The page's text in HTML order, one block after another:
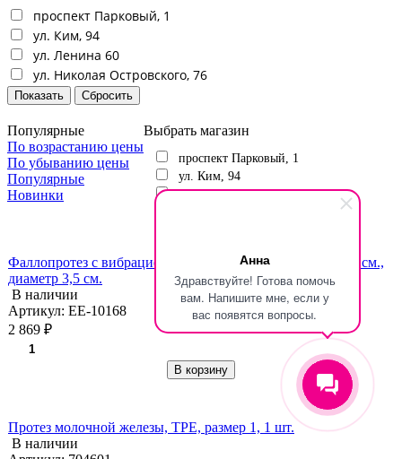
Анна
Здравствуйте! Готова помочь
вам. Напишите мне, если у
вас появятся вопросы.
проспект Парковый, 1
ул. Ким, 94
ул. Ленина 60
ул. Николая Островского, 76
Популярные
По возрастанию цены
По убыванию цены
Популярные
Новинки
Выбрать магазин
проспект Парковый, 1
ул. Ким, 94
ул. Ленина 60
Фаллопротез с вибрацией на трусиках, рабочая длина 17 см.,
диаметр 3,5 см.
В наличии
Артикул: EE-10168
2 869 ₽
В корзину
Протез молочной железы, TPE, размер 1, 1 шт.
В наличии